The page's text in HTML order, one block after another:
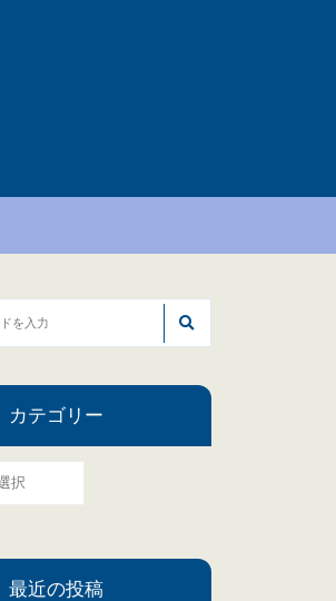
カテゴリー
最近の投稿